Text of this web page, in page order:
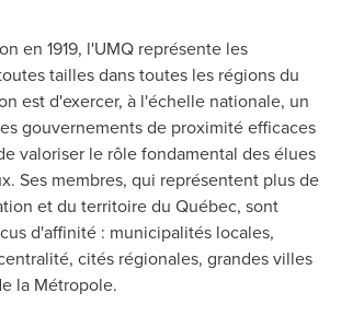
en 1919, l'UMQ représente les
tailles dans toutes les régions du
est d'exercer, à l'échelle nationale, un
gouvernements de proximité efficaces
valoriser le rôle fondamental des élues
Ses membres, qui représentent plus de
et du territoire du Québec, sont
d'affinité : municipalités locales,
cités régionales, grandes villes
la Métropole.